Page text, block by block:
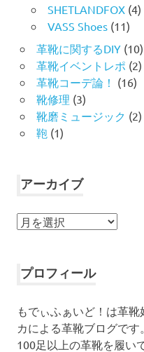
SHETLANDFOX(4)
VASS Shoes(11)
革靴に関するDIY(10)
革靴イベントレポ (2)
革靴コーデ論！ (16)
靴修理 (3)
靴磨ミュージック (2)
鞄 (1)
アーカイブ
ア
イ
プロフィール
もでぃふぁいど！は革
カによる革靴ブログです。
100足以上の革靴を履い